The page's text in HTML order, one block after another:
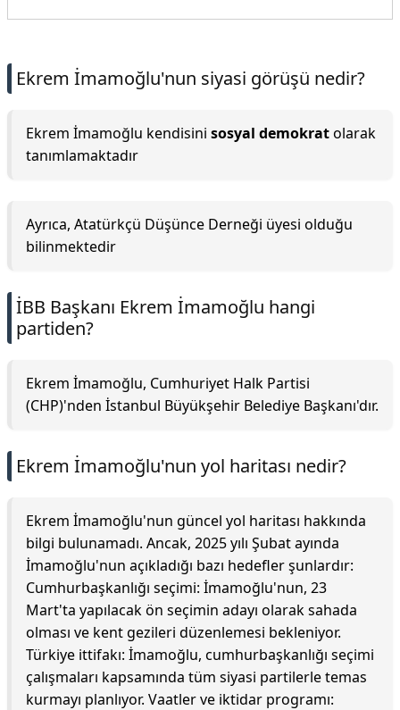
Ekrem İmamoğlu'nun siyasi görüşü nedir?
Ekrem İmamoğlu kendisini sosyal demokratolarak
tanımlamaktadır
Ayrıca, Atatürkçü Düşünce Derneği üyesi olduğu
bilinmektedir
İBB Başkanı Ekrem İmamoğlu hangi
partiden?
Ekrem İmamoğlu, Cumhuriyet Halk Partisi
(CHP)'nden İstanbul Büyükşehir Belediye Başkanı'dır.
Ekrem İmamoğlu'nun yol haritası nedir?
Ekrem İmamoğlu'nun güncel yol haritası hakkında
bilgi bulunamadı. Ancak, 2025 yılı Şubat ayında
İmamoğlu'nun açıkladığı bazı hedefler şunlardır:
Cumhurbaşkanlığı seçimi: İmamoğlu'nun, 23
Mart'ta yapılacak ön seçimin adayı olarak sahada
olması ve kent gezileri düzenlemesi bekleniyor.
Türkiye ittifakı: İmamoğlu, cumhurbaşkanlığı seçimi
çalışmaları kapsamında tüm siyasi partilerle temas
kurmayı planlıyor. Vaatler ve iktidar programı: